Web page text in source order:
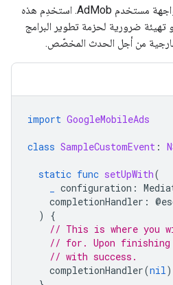
التي تم إعدادها للتطبيق ضمن واجهة مستخدم AdMob. استخدِم هذه
ضرورية لحزمة تطوير البرامج
import GoogleMobileAds
class SampleCustomEvent
static func setUpWith
_ configuration:
completionHandler:
// This is where
// for. Upon
// with success.
completionHandler(